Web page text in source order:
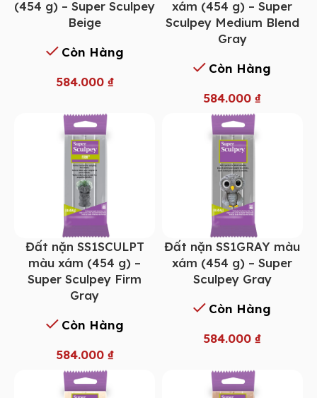
(454 g) – Super Sculpey
Beige
Còn Hàng
584.000 ₫
xám (454 g) – Super
Sculpey Medium Blend
Gray
Còn Hàng
584.000₫
Đất nặn SS1SCULPT
màu xám (454 g) –
Super Sculpey Firm
Gray
Còn Hàng
584.000 ₫
Đất nặn SS1GRAY màu
xám (454 g) – Super
Sculpey Gray
Còn Hàng
584.000₫